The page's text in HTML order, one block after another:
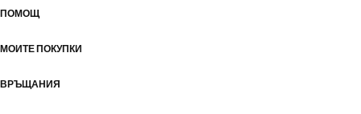
ПОМОЩ
МОИТЕ ПОКУПКИ
ВРЪЩАНИЯ